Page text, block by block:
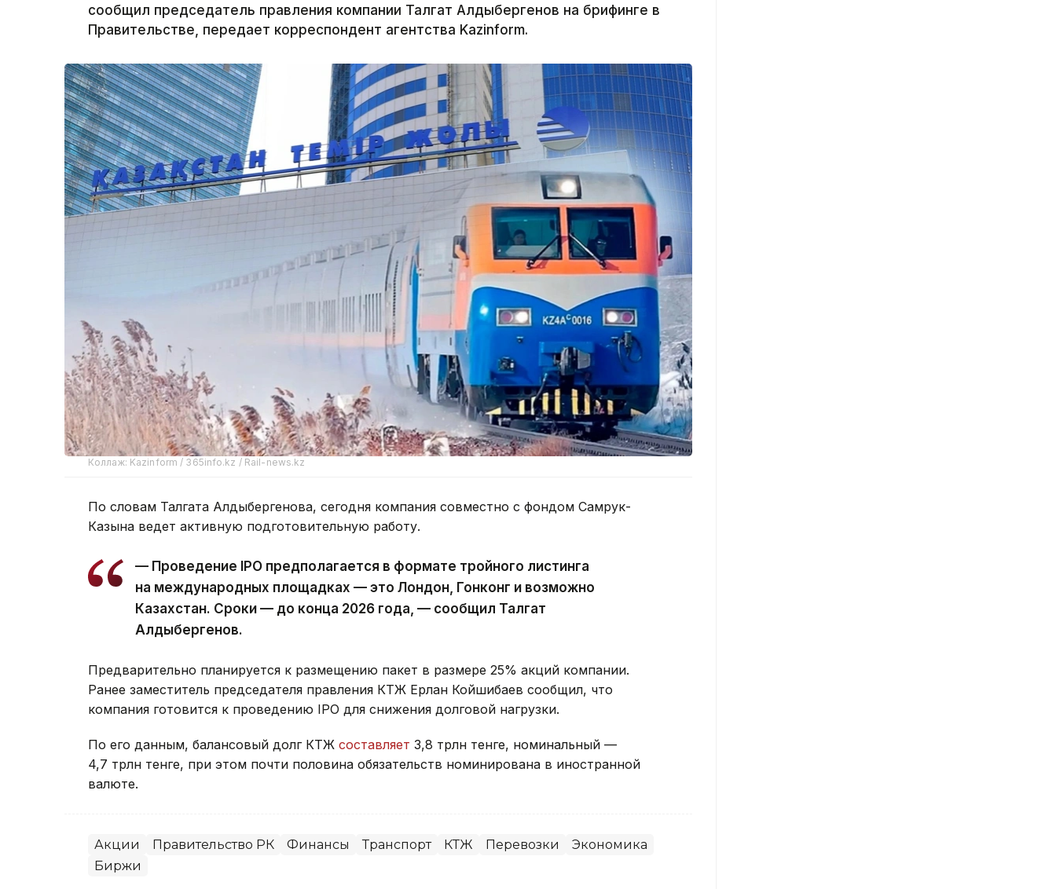
сообщил председатель правления компании Талгат Алдыбергенов на брифинге в
Правительстве, передает корреспондент агентства Kazinform.
Коллаж: Kazinform / 365info.kz / Rail-news.kz
По словам Талгата Алдыбергенова, сегодня компания совместно с фондом Самрук-
Казына ведет активную подготовительную работу.
— Проведение IPO предполагается в формате тройного листинга
на международных площадках — это Лондон, Гонконг и возможно
Казахстан. Сроки — до конца 2026 года, — сообщил Талгат
Алдыбергенов.
Предварительно планируется к размещению пакет в размере 25% акций компании.
Ранее заместитель председателя правления КТЖ Ерлан Койшибаев сообщил, что
компания готовится к проведению IPO для снижения долговой нагрузки.
По его данным, балансовый долг КТЖ составляет 3,8 трлн тенге, номинальный —
4,7 трлн тенге, при этом почти половина обязательств номинирована в иностранной
валюте.
Акции Правительство РК Финансы Транспорт КТЖ Перевозки
Экономика
Биржи